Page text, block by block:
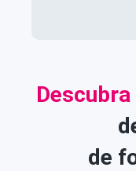
Descubra
de